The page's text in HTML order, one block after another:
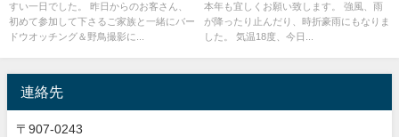
野鳥撮影ガイド!!
すい一日でした。 昨日からのお客さん、
初めて参加して下さるご家族と一緒にバー
ドウオッチング＆野鳥撮影に...
グ＆野鳥撮影ガイド。
本年も宜しくお願い致します。 強風、雨
が降ったり止んだり、時折豪雨にもなりま
した。 気温18度、今日...
連絡先
〒907-0243